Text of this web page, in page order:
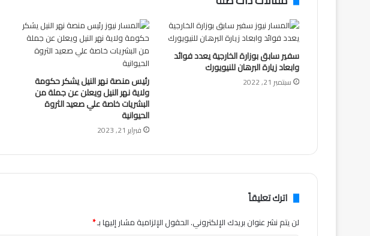
سفير سابق بوزارة الخارجية يعدد فوائد
وابعاد زيارة البرهان للنيويورك
سبتمبر 21, 2022 رئيس منصة نهر النيل يشكر حكومة
ولاية نهر النيل ويعلن عن جملة من
البشريات خاصة علي صعيد الثروة
الحيوانية
فبراير 21, 2023
اترك تعليقاً
لن يتم نشر عنوان بريدك الإلكتروني.الحقول الإلزامية مشار إليها بـ*